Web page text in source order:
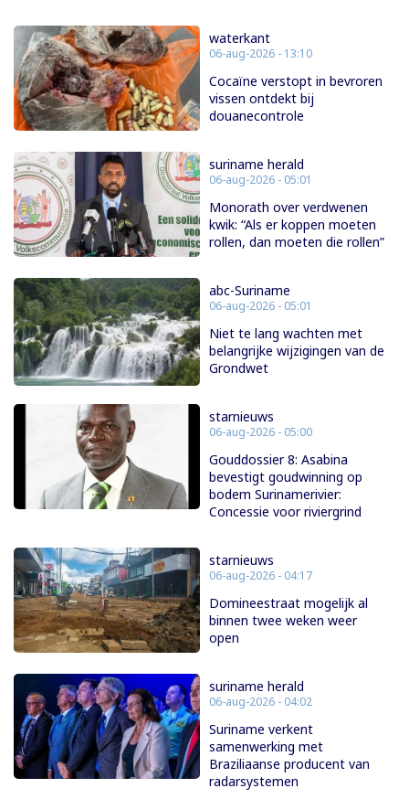
waterkant
06-aug-2026 - 13:10
Cocaïne verstopt in bevroren
vissen ontdekt bij
douanecontrole
suriname herald
06-aug-2026 - 05:01
Monorath over verdwenen
kwik: “Als er koppen moeten
rollen, dan moeten die rollen”
abc-Suriname
06-aug-2026 - 05:01
Niet te lang wachten met
belangrijke wijzigingen van de
Grondwet
starnieuws
06-aug-2026 - 05:00
Gouddossier 8: Asabina
bevestigt goudwinning op
bodem Surinamerivier:
Concessie voor riviergrind
starnieuws
06-aug-2026 - 04:17
Domineestraat mogelijk al
binnen twee weken weer
open
suriname herald
06-aug-2026 - 04:02
Suriname verkent
samenwerking met
Braziliaanse producent van
radarsystemen